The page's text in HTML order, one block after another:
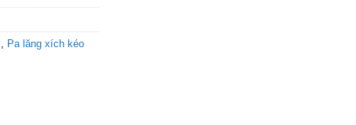
, Pa lăng xích kéo